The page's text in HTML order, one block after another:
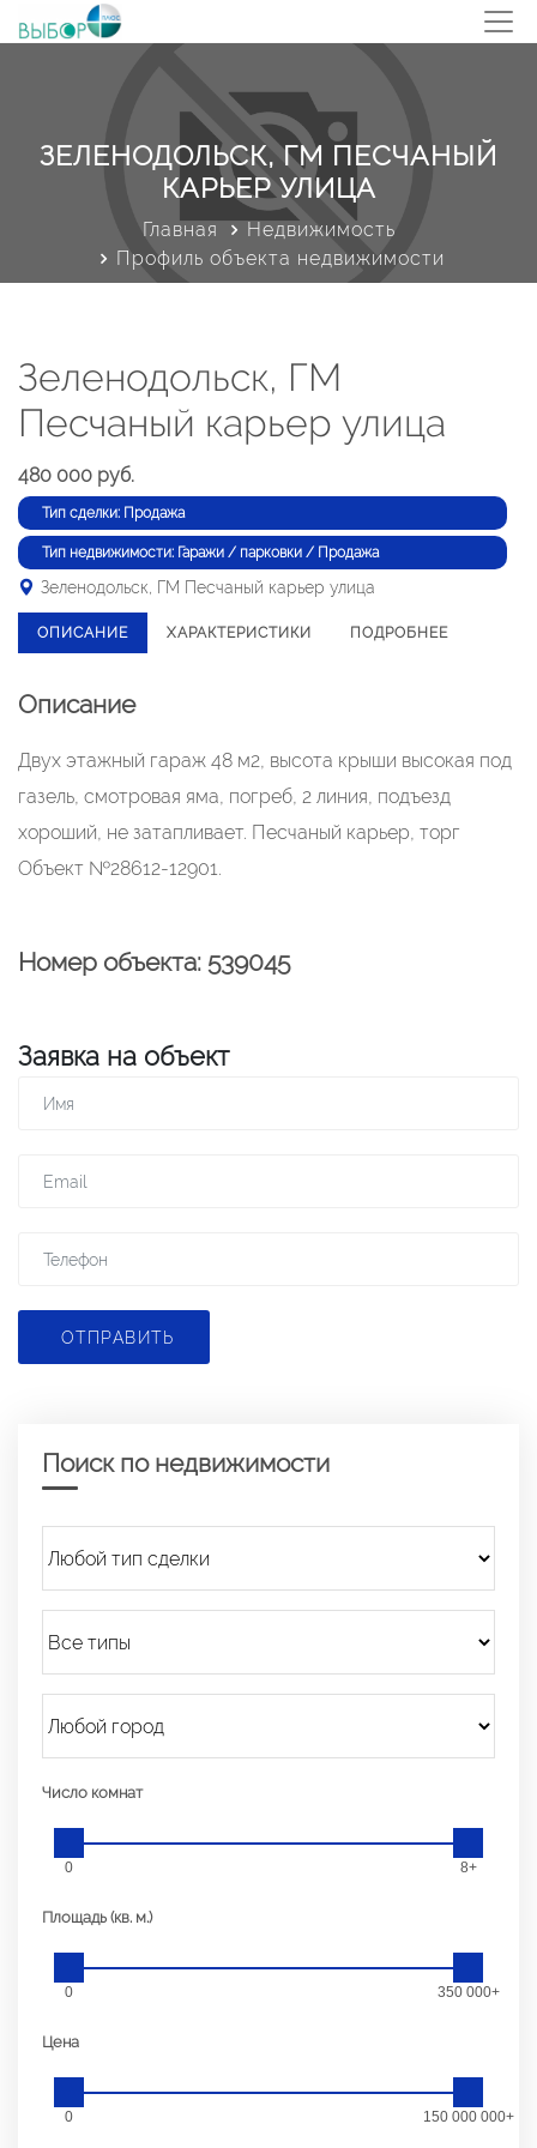
ЗЕЛЕНОДОЛЬСК, ГМ ПЕСЧАНЫЙ
КАРЬЕР УЛИЦА
Главная
Недвижимость
Профиль объекта недвижимости
Зеленодольск, ГМ
Песчаный карьер улица
480 000 руб.
Тип сделки: Продажа
Тип недвижимости: Гаражи / парковки / Продажа
Зеленодольск, ГМ Песчаный карьер улица
ОПИСАНИЕ ХАРАКТЕРИСТИКИ ПОДРОБНЕЕ
Описание
Двух этажный гараж 48 м2, высота крыши высокая под
газель, смотровая яма, погреб, 2 линия, подъезд
хороший, не затапливает. Песчаный карьер, торг
Объект №28612-12901.
Номер объекта: 539045
Заявка на объект
ОТПРАВИТЬ
Поиск по недвижимости
Число комнат
0 8+
Площадь (кв. м.)
0 350 000+
Цена
0 150 000 000+